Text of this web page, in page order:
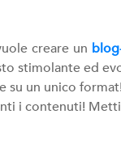
creare un
stimolante ed
su un unico
i contenuti!